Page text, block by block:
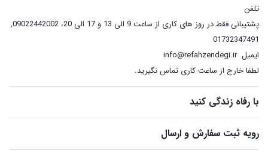
تلفن
پشتیبانی فقط در روز های کاری از ساعت 9 الی 13 و 17 الی 20، 09022442002
,
01732347491
ایمیلinfo@refahzendegi.ir
لطفا خارج از ساعت کاری تماس نگیرید.
با رفاه زندگی کنید
رویه ثبت سفارش و ارسال